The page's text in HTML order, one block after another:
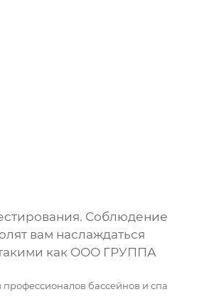
Соблюдение
вам наслаждаться
как ООО ГРУППА
бассейнов и спа